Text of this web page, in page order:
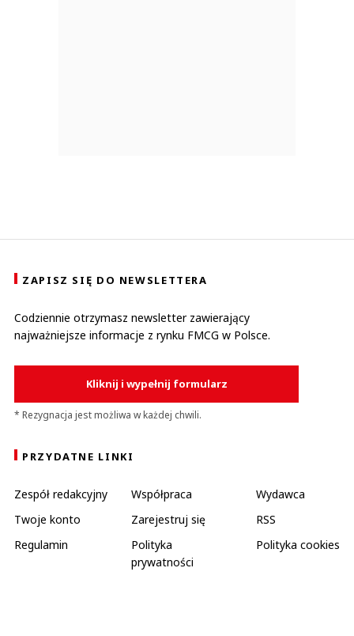
ZAPISZ SIĘ DO NEWSLETTERA
Codziennie otrzymasz newsletter zawierający
najważniejsze informacje z rynku FMCG w Polsce.
Kliknij i wypełnij formularz
* Rezygnacja jest możliwa w każdej chwili.
PRZYDATNE LINKI
Zespół redakcyjny Współpraca
Wydawca
Twoje konto
Zarejestruj się
RSS
Regulamin
Polityka
prywatności
Polityka cookies